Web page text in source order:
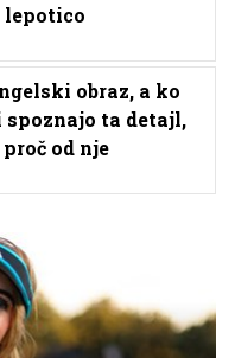
lepotico
obraz, a ko
spoznajo ta detajl,
od nje